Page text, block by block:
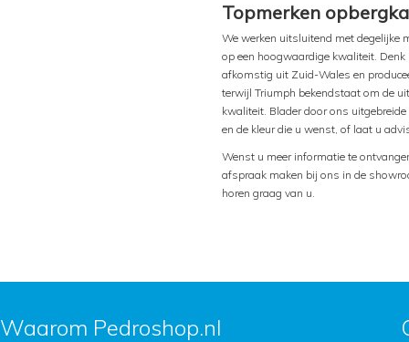
Topmerken
We werken uitsluitend met degelijke
op een hoogwaardige kwaliteit.
afkomstig uit Zuid-Wales en
terwijl Triumph bekendstaat om de
kwaliteit. Blader door ons
en de kleur die u wenst, of laat u
Wenst u meer informatie te
afspraak maken bij ons in de
horen graag van u.
Waarom Pedroshop.nl